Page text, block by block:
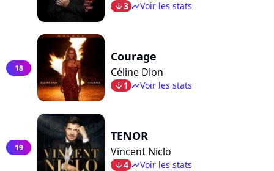
arrow_bot3 timelineVoir les stats
18
Courage
Céline Dion
arrow_bot1 timelineVoir les stats
19
TENOR
Vincent Niclo
arrow_bot4 timelineVoir les stats